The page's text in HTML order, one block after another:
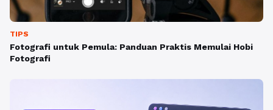
TIPS
Fotografi untuk Pemula: Panduan Praktis Memulai Hobi
Fotografi